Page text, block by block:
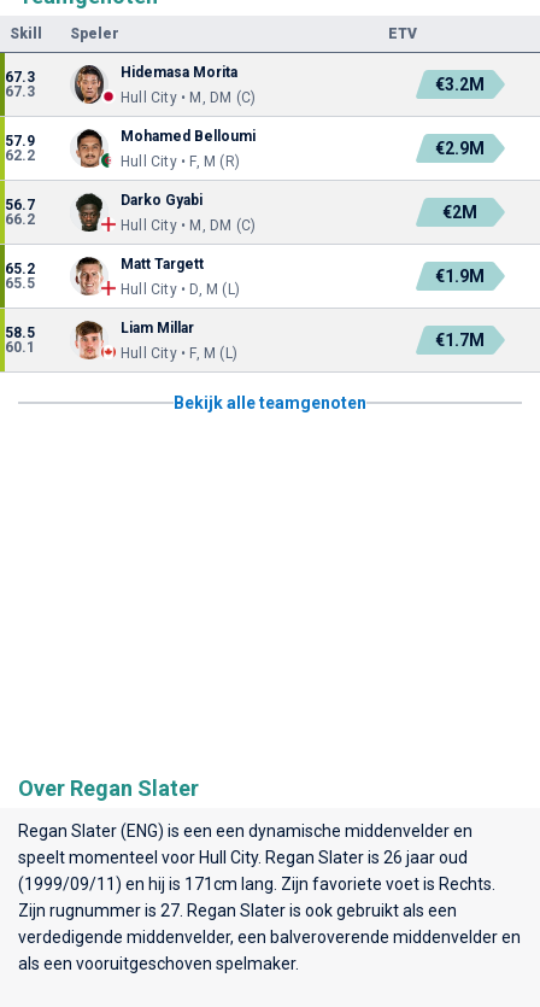
Skill Speler ETV
67.3
67.3
Hidemasa Morita
Hull City • M, DM (C)
€3.2M
57.9
62.2
Mohamed Belloumi
Hull City • F, M (R)
€2.9M
56.7
66.2
Darko Gyabi
Hull City • M, DM (C)
€2M
65.2
65.5
Matt Targett
Hull City • D, M (L)
€1.9M
58.5
60.1
Liam Millar
Hull City • F, M (L)
€1.7M
Bekijk alle teamgenoten
Over Regan Slater
Regan Slater (ENG) is een een dynamische middenvelder en
speelt momenteel voor Hull City. Regan Slater is 26 jaar oud
(1999/09/11) en hij is 171cm lang. Zijn favoriete voet is Rechts.
Zijn rugnummer is 27. Regan Slater is ook gebruikt als een
verdedigende middenvelder, een balveroverende middenvelder en
als een vooruitgeschoven spelmaker.